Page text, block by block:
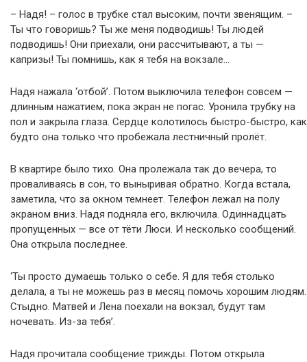
– Надя! – голос в трубке стал высоким, почти звенящим. –
Ты что говоришь? Ты же меня подводишь! Ты людей
подводишь! Они приехали, они рассчитывают, а ты —
капризы! Ты помнишь, как я тебя на вокзале…
Надя нажала ‘отбой’. Потом выключила телефон совсем —
длинным нажатием, пока экран не погас. Уронила трубку на
пол и закрыла глаза. Сердце колотилось быстро-быстро, как
будто она только что пробежала лестничный пролёт.
В квартире было тихо. Она пролежала так до вечера, то
проваливаясь в сон, то выныривая обратно. Когда встала,
заметила, что за окном темнеет. Телефон лежал на полу
экраном вниз. Надя подняла его, включила. Одиннадцать
пропущенных — все от тёти Люси. И несколько сообщений.
Она открыла последнее.
‘Ты просто думаешь только о себе. Я для тебя столько
делала, а ты не можешь раз в месяц помочь хорошим людям.
Стыдно. Матвей и Лена поехали на вокзал, будут там
ночевать. Из-за тебя’.
Надя прочитала сообщение трижды. Потом открыла